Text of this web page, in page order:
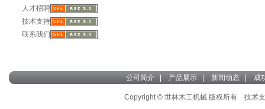
人才招聘
技术支持
联系我们
公司简介 产品展示 新闻动态 成
Copyright © 世林木工机械 版权所有 技术